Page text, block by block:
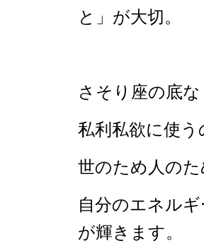
と」が大切。
さそり座の底
私利私欲に使
世のため人の
自分のエネル
が輝きます。